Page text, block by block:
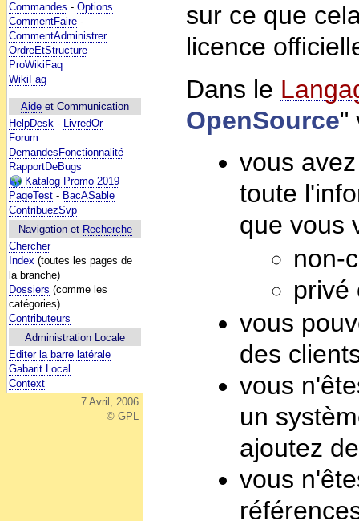
Commandes - Options
CommentFaire -
CommentAdministrer
OrdreEtStructure
ProWikiFaq
WikiFaq
Aide et Communication
HelpDesk - LivredOr
Forum
DemandesFonctionnalité
RapportDeBugs
Katalog Promo 2019
PageTest - BacASable
ContribuezSvp
Navigation et Recherche
Chercher
Index (toutes les pages de
la branche)
Dossiers (comme les
catégories)
Contributeurs
Administration Locale
Editer la barre latérale
Gabarit Local
Context
7 Avril, 2006
© GPL
sur ce que
licence
Dans le
OpenSource"
vous
toute
que vous
non-
privé
vous
des
vous
un
ajoutez
vous